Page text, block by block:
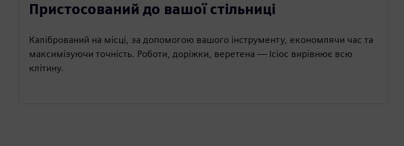
Пристосований до вашої стільниці
Калібрований на місці, за допомогою вашого інструменту, економлячи час та
максимізуючи точність. Роботи, доріжки, веретена — Ісіос вирівнює всю
клітину.